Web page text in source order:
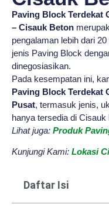
Paving Block Terdekat
– Cisauk Beton
pengalaman lebih dari
jenis Paving Block
dinegosiasikan.
Pada kesempatan ini,
Paving Block Terdekat
Pusat, termasuk jenis,
hanya tersedia di Cisauk
Lihat juga: Produk
Kunjungi Kami: Lokasi
Daftar Isi